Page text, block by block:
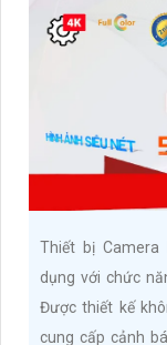
Thiết bị Camera
dụng với chức
Được thiết kế
cung cấp cảnh